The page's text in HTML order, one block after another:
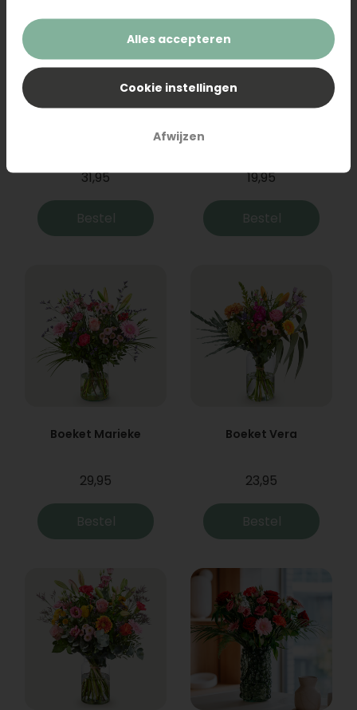
31,95
Bestel
19,95
Bestel
Boeket Marieke
29,95
Bestel
Boeket Vera
23,95
Bestel
Alles accepteren
Cookie instellingen
Afwijzen